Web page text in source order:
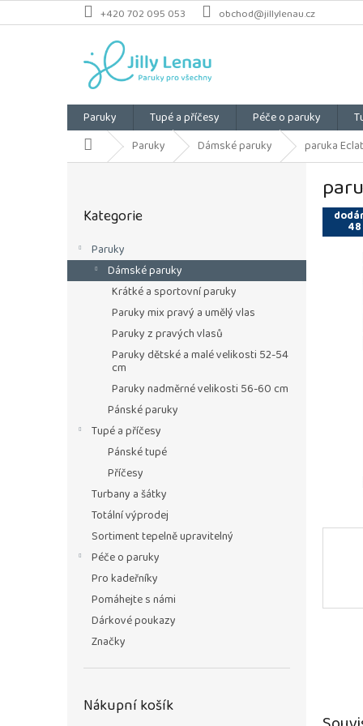
Přejít
na
+420 702 095 053 obchod@jillylenau.cz
Paruky Tupé a příčesy Péče o paruky
Domů Paruky Dámské paruky paruka
P
a
n
kategorie
Kategorie
Paruky
Dámské paruky
Krátké a sportovní paruky
Paruky mix pravý a umělý vlas
Paruky z pravých vlasů
Paruky dětské a malé velikosti 52-54
cm
Paruky nadměrné velikosti 56-60 cm
Pánské paruky
Tupé a příčesy
Pánské tupé
Příčesy
Turbany a šátky
Totální výprodej
Sortiment tepelně upravitelný
Péče o paruky
Pro kadeřníky
Pomáhejte s námi
Dárkové poukazy
Značky
Nákupní košík